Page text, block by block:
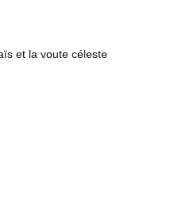
et la voute céleste